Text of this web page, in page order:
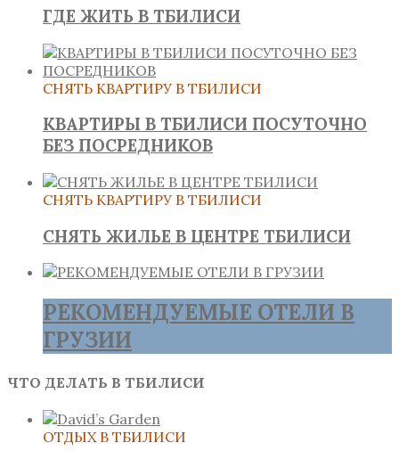
ГДЕ ЖИТЬ В ТБИЛИСИ
СНЯТЬ КВАРТИРУ В ТБИЛИСИ
КВАРТИРЫ В ТБИЛИСИ ПОСУТОЧНО
БЕЗ ПОСРЕДНИКОВ
СНЯТЬ КВАРТИРУ В ТБИЛИСИ
СНЯТЬ ЖИЛЬЕ В ЦЕНТРЕ ТБИЛИСИ
РЕКОМЕНДУЕМЫЕ ОТЕЛИ В
ГРУЗИИ
ЧТО ДЕЛАТЬ В ТБИЛИСИ
ОТДЫХ В ТБИЛИСИ